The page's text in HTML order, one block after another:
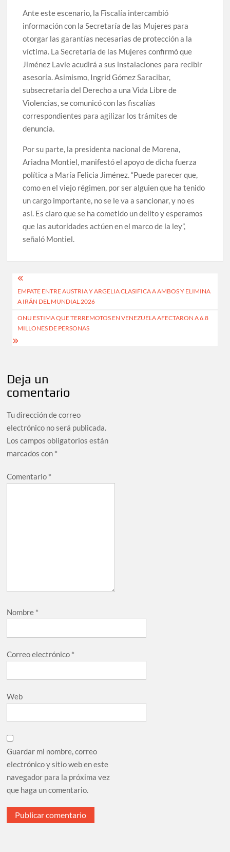
Ante este escenario, la Fiscalía intercambió
información con la Secretaría de las Mujeres para
otorgar las garantías necesarias de protección a la
víctima. La Secretaría de las Mujeres confirmó que
Jiménez Lavie acudirá a sus instalaciones para recibir
asesoría. Asimismo, Ingrid Gómez Saracibar,
subsecretaria del Derecho a una Vida Libre de
Violencias, se comunicó con las fiscalías
correspondientes para agilizar los trámites de
denuncia.
Por su parte, la presidenta nacional de Morena,
Ariadna Montiel, manifestó el apoyo de dicha fuerza
política a María Felicia Jiménez. “Puede parecer que,
como en el viejo régimen, por ser alguien que ha tenido
un cargo importante, no se le va a sancionar, y no es
así. Es claro que se ha cometido un delito y esperamos
que las autoridades actúen en el marco de la ley”,
señaló Montiel.
Navegación
de
entradas
EMPATE ENTRE AUSTRIA Y ARGELIA CLASIFICA A AMBOS Y ELIMINA
A IRÁN DEL MUNDIAL 2026
ONU ESTIMA QUE TERREMOTOS EN VENEZUELA AFECTARON A 6.8
MILLONES DE PERSONAS
Deja un
comentario
Tu dirección de correo
electrónico no será publicada.
Los campos obligatorios están
marcados con *
Comentario *
Nombre *
Correo electrónico *
Web
Guardar mi nombre, correo
electrónico y sitio web en este
navegador para la próxima vez
que haga un comentario.